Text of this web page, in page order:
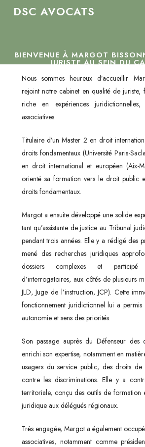
DSC AVOCATS
BIENVENUE À MARGOT
JURISTE AU SEIN DU
16 janvier 2026
Nous sommes heureux d’accueillir
rejoint notre cabinet en qualité de juriste,
riche en expériences juridictionnelles,
associatives.
Titulaire d’un Master 2 en droit
droits fondamentaux (Université Paris-
en droit international et européen (Aix-
orienté sa formation vers le droit public
droits fondamentaux.
Margot a ensuite développé une solide
tant qu’assistante de justice au Tribunal
pendant trois années. Elle y a rédigé des
mené des recherches juridiques
dossiers complexes et participé
d’interrogatoires, aux côtés de plusieurs
JLD, Juge de l’instruction, JCP). Cette
fonctionnement juridictionnel lui a permis
autonomie et sens des priorités.
Son passage auprès du Défenseur des
enrichi son expertise, notamment en
usagers du service public, des droits de
contre les discriminations. Elle y a
territoriale, conçu des outils de formation
juridique aux délégués régionaux.
Très engagée, Margot a également
associatives, notamment comme